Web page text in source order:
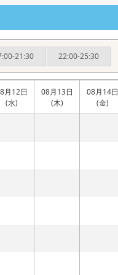
21:30 22:00-25:30
月12日
(水)
08月13日
(木)
08月14日
(金)